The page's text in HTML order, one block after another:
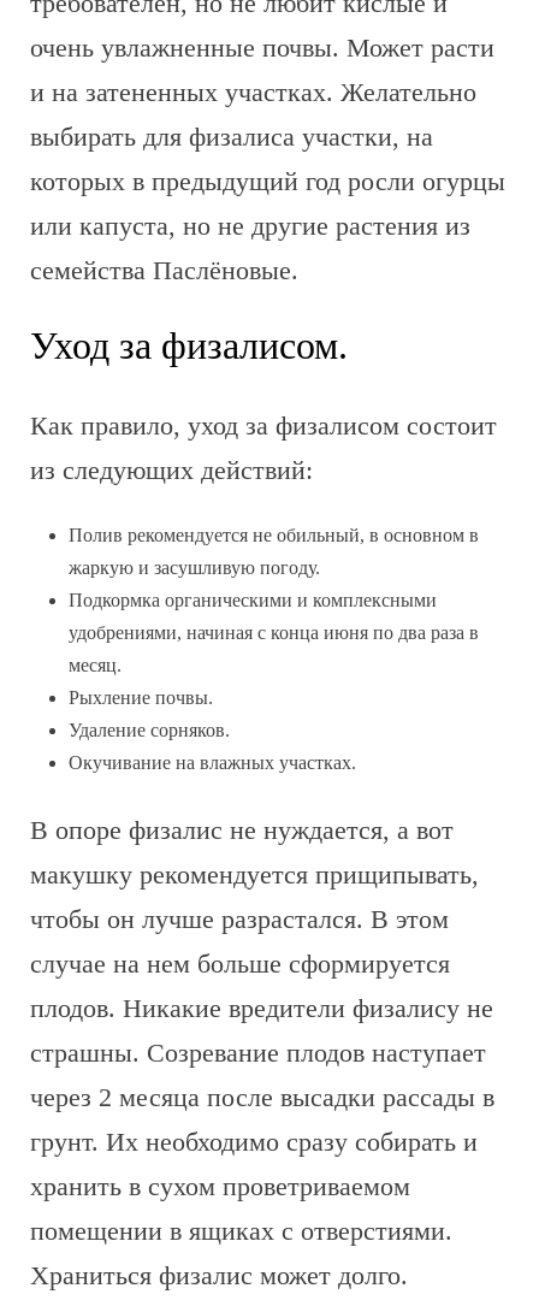
очень увлажненные почвы. Может расти
и на затененных участках. Желательно
выбирать для физалиса участки, на
которых в предыдущий год росли огурцы
или капуста, но не другие растения из
семейства Паслёновые.
Уход за физалисом.
Как правило, уход за физалисом состоит
из следующих действий:
Полив рекомендуется не обильный, в основном в
жаркую и засушливую погоду.
Подкормка органическими и комплексными
удобрениями, начиная с конца июня по два раза в
месяц.
Рыхление почвы.
Удаление сорняков.
Окучивание на влажных участках.
В опоре физалис не нуждается, а вот
макушку рекомендуется прищипывать,
чтобы он лучше разрастался. В этом
случае на нем больше сформируется
плодов. Никакие вредители физалису не
страшны. Созревание плодов наступает
через 2 месяца после высадки рассады в
грунт. Их необходимо сразу собирать и
хранить в сухом проветриваемом
помещении в ящиках с отверстиями.
Храниться физалис может долго.